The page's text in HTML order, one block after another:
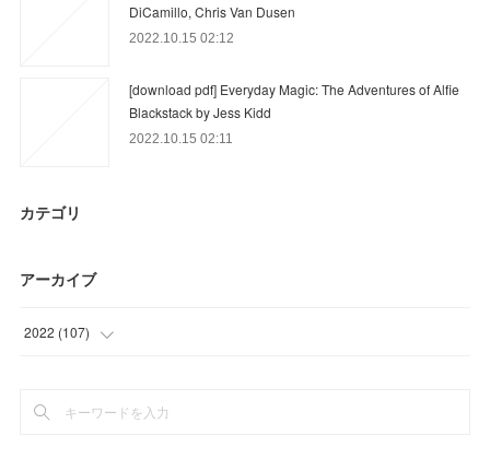
DiCamillo, Chris Van Dusen
2022.10.15 02:12
[download pdf] Everyday Magic: The Adventures of Alfie
Blackstack by Jess Kidd
2022.10.15 02:11
カテゴリ
アーカイブ
2022 (107)
(